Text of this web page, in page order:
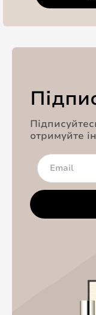
отримуйте